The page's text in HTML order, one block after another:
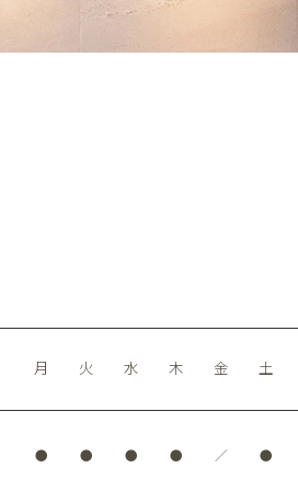
月 火 水 木 金 土
● ● ● ● ／ ●